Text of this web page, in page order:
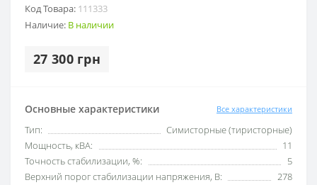
Код Товара: 111333
Наличие: В наличии
27 300 грн
Основные характеристики Все характеристики
Тип:
Симисторные (тиристорные)
Мощность, кВА:
11
Точность стабилизации, %:
5
Верхний порог стабилизации напряжения, В:
278